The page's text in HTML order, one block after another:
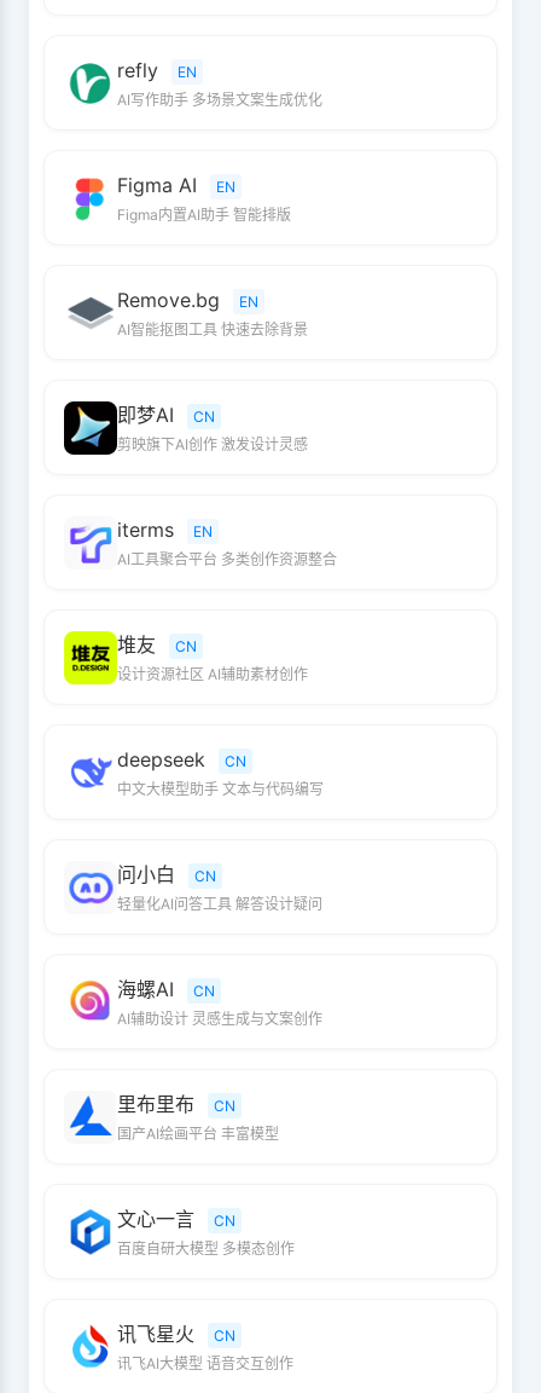
refly
EN
AI写作助手 多场景文案生成优化
Figma AI
EN
Figma内置AI助手 智能排版
Remove.bg
EN
AI智能抠图工具 快速去除背景
即梦AI
CN
剪映旗下AI创作 激发设计灵感
iterms
EN
AI工具聚合平台 多类创作资源整合
堆友
CN
设计资源社区 AI辅助素材创作
deepseek
CN
中文大模型助手 文本与代码编写
问小白
CN
轻量化AI问答工具 解答设计疑问
海螺AI
CN
AI辅助设计 灵感生成与文案创作
里布里布
CN
国产AI绘画平台 丰富模型
文心一言
CN
百度自研大模型 多模态创作
讯飞星火
CN
讯飞AI大模型 语音交互创作